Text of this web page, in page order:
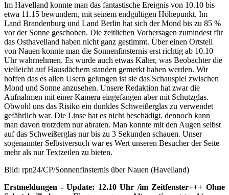
Im Havelland konnte man das fantastische Ereignis von 10.10 bis
etwa 11.15 bewundern, mit seinem endgültigen Höhepunkt. Im
Land Brandenburg und Land Berlin hat sich der Mond bis zu 85 %
vor der Sonne geschoben. Die zeitlichen Vorhersagen zumindest für
das Osthavelland haben nicht ganz gestimmt. Über einen Ortsteil
von Nauen konnte man die Sonnenfinsternis erst richtig ab 10.10
Uhr wahrnehmen. Es wurde auch etwas Kälter, was Beobachter die
vielleicht auf Hausdächern standen gemerkt haben werden. Wir
hoffen das es allen Usern gelungen ist sie das Schauspiel zwischen
Mond und Sonne anzusehen. Unsere Redaktion hat zwar die
Aufnahmen mit einer Kamera eingefangen aber mit Schutzglas.
Obwohl uns das Risiko ein dunkles Schweißerglas zu verwendet
gefährlich war. Die Linse hat es nicht beschädigt. dennoch kann
man davon trotzdem nur abraten. Man konnte mit den Augen selbst
auf das Schweißerglas nur bis zu 3 Sekunden schauen. Unser
sogenannter Selbstversuch war es Wert unseren Besucher der Seite
mehr als nur Textzeilen zu bieten.
Bild: rpn24/CP/Sonnenfinsternis über Nauen (Havelland)
Erstmeldungen - Update: 12.10 Uhr /im Zeitfenster+++ Ohne